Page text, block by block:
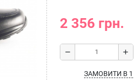
2 356 грн.
remove add
ЗАМОВИТИ В 1